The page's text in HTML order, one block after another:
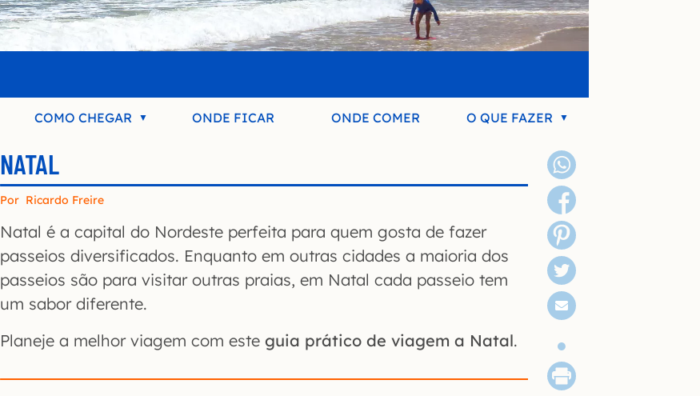
COMO CHEGAR ONDE FICAR ONDE COMER O QUE FAZER
NATAL
Por Ricardo Freire
Natal é a capital do Nordeste perfeita para quem gosta de fazer
passeios diversificados. Enquanto em outras cidades a maioria dos
passeios são para visitar outras praias, em Natal cada passeio tem
um sabor diferente.
Planeje a melhor viagem com este guia prático de viagem a Natal.